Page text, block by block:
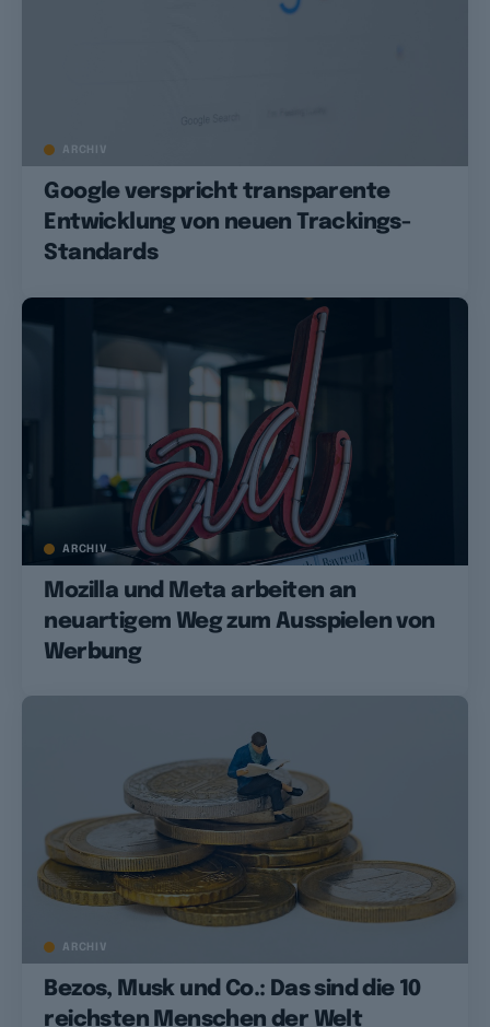
ARCHIV
Google verspricht transparente
Entwicklung von neuen Trackings-
Standards
ARCHIV
Mozilla und Meta arbeiten an
neuartigem Weg zum Ausspielen von
Werbung
ARCHIV
Bezos, Musk und Co.: Das sind die 10
reichsten Menschen der Welt